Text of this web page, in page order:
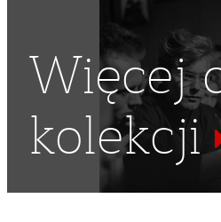
ZWIEDZANIE ,INSTRUMENT
,CALISIA
Więcej
kolekcji